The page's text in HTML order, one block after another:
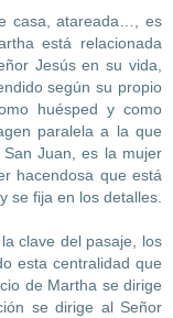
casa, atareada…, es
está relacionada
Jesús en su vida,
según su propio
huésped y como
paralela a la que
Juan, es la mujer
hacendosa que está
se fija en los detalles.
clave del pasaje, los
esta centralidad que
de Martha se dirige
se dirige al Señor